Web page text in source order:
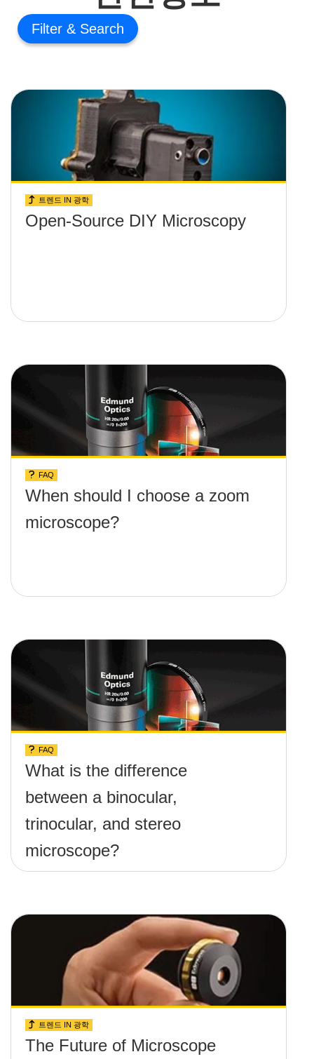
Filter
트렌드 IN 광학
Open-Source DIY Microscopy
FAQ
When should I choose a zoom
microscope?
FAQ
What is the difference
between a binocular,
trinocular, and stereo
microscope?
트렌드 IN 광학
The Future of Microscope